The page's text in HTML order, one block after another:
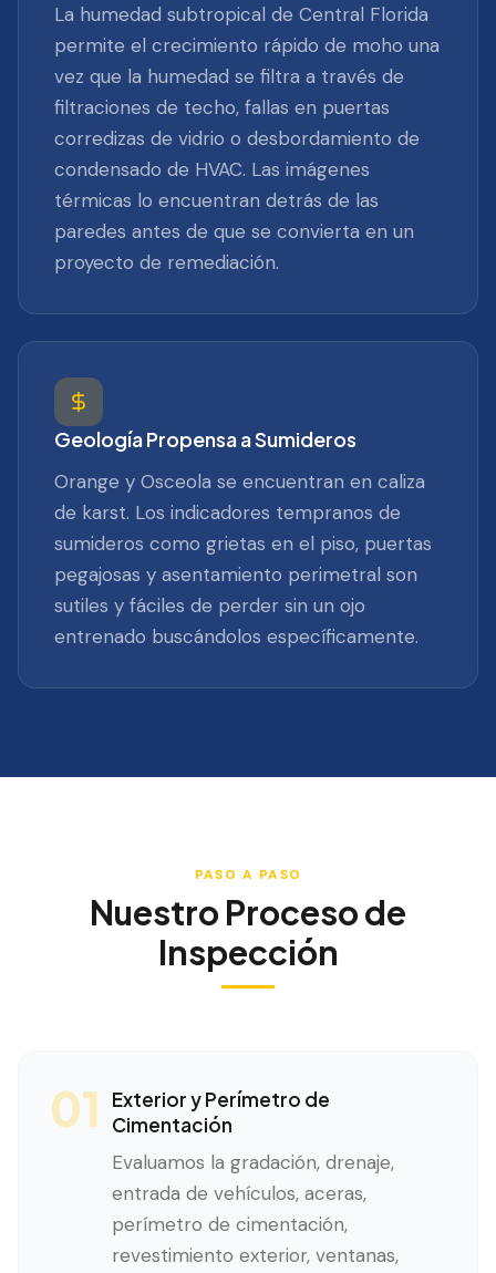
La humedad subtropical de Central Florida
permite el crecimiento rápido de moho una
vez que la humedad se filtra a través de
filtraciones de techo, fallas en puertas
corredizas de vidrio o desbordamiento de
condensado de HVAC. Las imágenes
térmicas lo encuentran detrás de las
paredes antes de que se convierta en un
proyecto de remediación.
Geología Propensa a Sumideros
Orange y Osceola se encuentran en caliza
de karst. Los indicadores tempranos de
sumideros como grietas en el piso, puertas
pegajosas y asentamiento perimetral son
sutiles y fáciles de perder sin un ojo
entrenado buscándolos específicamente.
PASO A PASO
Nuestro Proceso de
Inspección
01
Exterior y Perímetro de
Cimentación
Evaluamos la gradación, drenaje,
entrada de vehículos, aceras,
perímetro de cimentación,
revestimiento exterior, ventanas,